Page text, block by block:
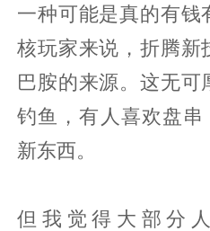
一种可能是真的有钱
核玩家来说，折腾新
巴胺的来源。这无可
钓鱼，有人喜欢盘串
新东西。
但我觉得大部分